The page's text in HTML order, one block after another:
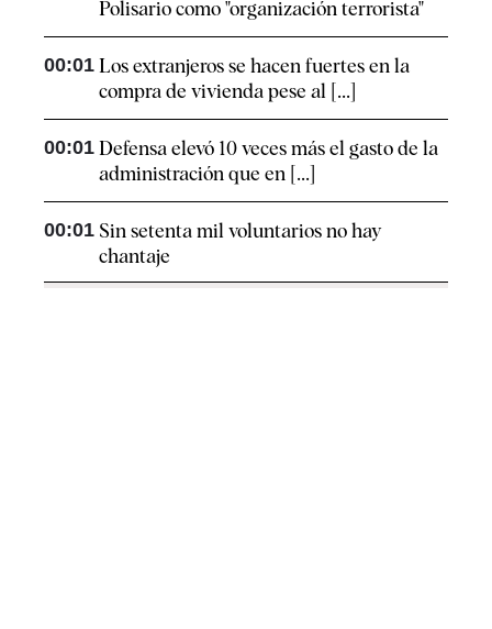
Polisario como "organización terrorista"
00:01 Los extranjeros se hacen fuertes en la
compra de vivienda pese al [...]
00:01 Defensa elevó 10 veces más el gasto de la
administración que en [...]
00:01 Sin setenta mil voluntarios no hay
chantaje